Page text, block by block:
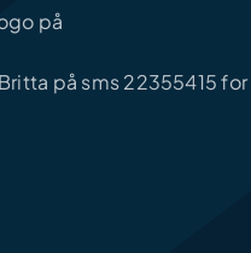
på
på sms 22355415